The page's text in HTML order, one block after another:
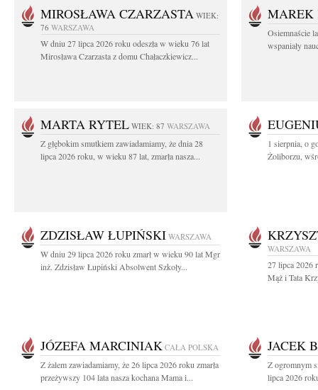
MIROSŁAWA CZARZASTA WIEK:
76 WARSZAWA
W dniu 27 lipca 2026 roku odeszła w wieku 76 lat
Mirosława Czarzasta z domu Chałaczkiewicz...
MAREK
Osiemnaście
wspaniały
MARTA RYTEL WIEK: 87 WARSZAWA
Z głębokim smutkiem zawiadamiamy, że dnia 28
lipca 2026 roku, w wieku 87 lat, zmarła nasza...
1 sierpnia, o
Żoliborzu,
ZDZISŁAW ŁUPIŃSKI WARSZAWA
W dniu 29 lipca 2026 roku zmarł w wieku 90 lat Mgr
inż. Zdzisław Łupiński Absolwent Szkoły...
WARSZAWA
27 lipca 2026
Mąż i Tata
JÓZEFA MARCINIAK CAŁA POLSKA
Z żalem zawiadamiamy, że 26 lipca 2026 roku zmarła
przeżywszy 104 lata nasza kochana Mama i...
JACEK
Z ogromnym
lipca 2026